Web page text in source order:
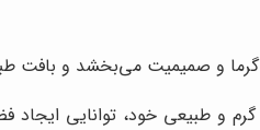
و صمیمیت می‌بخشد و بافت
و طبیعی خود، توانایی